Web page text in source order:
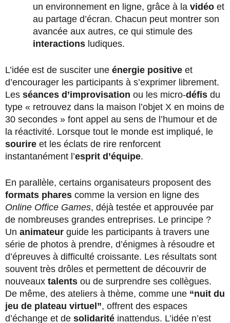
un environnement en ligne, grâce à la vidéo et
au partage d’écran. Chacun peut montrer son
avancée aux autres, ce qui stimule des
interactions ludiques.
L’idée est de susciter une énergie positive et
d’encourager les participants à s’exprimer librement.
Les séances d’improvisation ou les micro-défis du
type « retrouvez dans la maison l’objet X en moins de
30 secondes » font appel au sens de l’humour et de
la réactivité. Lorsque tout le monde est impliqué, le
sourire et les éclats de rire renforcent
instantanément l’esprit d’équipe.
En parallèle, certains organisateurs proposent des
formats phares comme la version en ligne des
Online Office Games, déjà testée et approuvée par
de nombreuses grandes entreprises. Le principe ?
Un animateur guide les participants à travers une
série de photos à prendre, d’énigmes à résoudre et
d’épreuves à difficulté croissante. Les résultats sont
souvent très drôles et permettent de découvrir de
nouveaux talents ou de surprendre ses collègues.
De même, des ateliers à thème, comme une “nuit du
jeu de plateau virtuel”, offrent des espaces
d’échange et de solidarité inattendus. L’idée n’est